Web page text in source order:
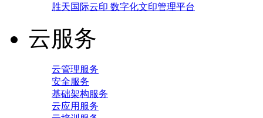
胜天国际云印 数字化文印管理平台
云服务
云管理服务
安全服务
基础架构服务
云应用服务